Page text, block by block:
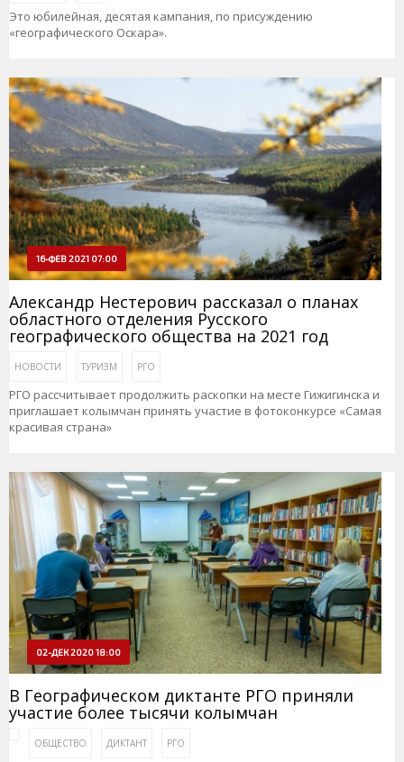
Это юбилейная, десятая кампания, по присуждению
«географического Оскара».
16-ФЕВ 2021 07:00
Александр Нестерович рассказал о планах
областного отделения Русского
географического общества на 2021 год
НОВОСТИ ТУРИЗМ РГО
РГО рассчитывает продолжить раскопки на месте Гижигинска и
приглашает колымчан принять участие в фотоконкурсе «Самая
красивая страна»
02-ДЕК 2020 18:00
В Географическом диктанте РГО приняли
участие более тысячи колымчан
ОБЩЕСТВО ДИКТАНТ РГО